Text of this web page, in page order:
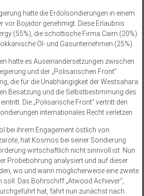
hatte die Erdölsondierungen in einem
vor Bojador genehmigt. Diese Erlaubnis
(55%), die schottische Firma Cairn (20%)
Öl- und Gasunternehmen (25%).
hatte es Auseinandersetzungen zwischen
und der „Polisarischen Front”
die für die Unabhängigkeit der Westsahara
Besatzung und die Selbstbestimmung des
Die „Polisarische Front” vertritt den
internationales Recht verletzen.
bei ihrem Engagement östlich von
hat Kosmos bei seiner Sondierung
wirtschaftlich nicht sinnvoll ist. Nun
Probebohrung analysiert und auf dieser
wo und wann möglicherweise eine zweite
Das Bohrschiff „Atwood Achiever“,
hat, fährt nun zunächst nach